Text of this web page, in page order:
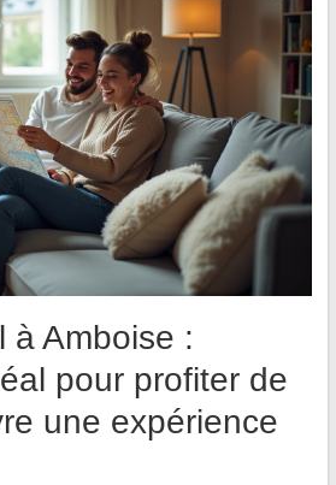
à Amboise :
pour profiter de
une expérience